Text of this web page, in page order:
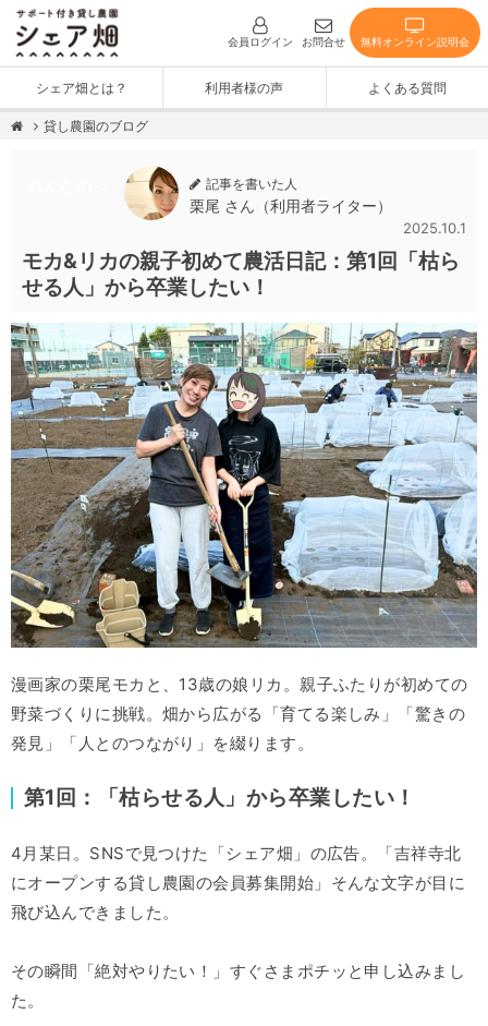
会員ログイン お問合せ 無料オンライン説明会
シェア畑とは？ 利用者様の声 よくある質問
貸し農園のブログ
ェア畑
記事を書いた人
栗尾 さん（利用者ライター）
2025.10.1
モカ&リカの親子初めて農活日記：第1回「枯ら
せる人」から卒業したい！
漫画家の栗尾モカと、13歳の娘リカ。親子ふたりが初めての
野菜づくりに挑戦。畑から広がる「育てる楽しみ」「驚きの
発見」「人とのつながり」を綴ります。
第1回：「枯らせる人」から卒業したい！
4月某日。SNSで見つけた「シェア畑」の広告。「吉祥寺北
にオープンする貸し農園の会員募集開始」そんな文字が目に
飛び込んできました。
その瞬間「絶対やりたい！」すぐさまポチッと申し込みまし
た。